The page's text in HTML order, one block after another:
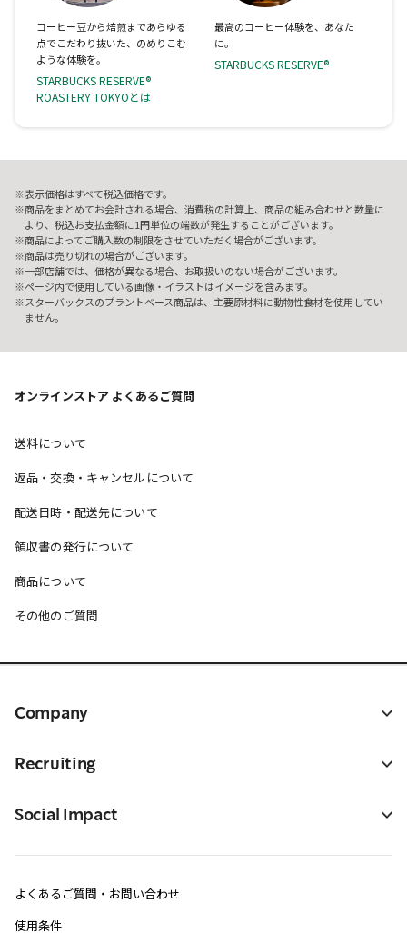
コーヒー豆から焙煎まであらゆる
点でこだわり抜いた、のめりこむ
ような体験を。
STARBUCKS RESERVE®
ROASTERY TOKYOとは
最高のコーヒー体験を、あなた
に。
STARBUCKS RESERVE®
表示価格はすべて税込価格です。
商品をまとめてお会計される場合、消費税の計算上、商品の組み合わせと数量に
より、税込お支払金額に1円単位の端数が発生することがございます。
商品によってご購入数の制限をさせていただく場合がございます。
商品は売り切れの場合がございます。
一部店舗では、価格が異なる場合、お取扱いのない場合がございます。
ページ内で使用している画像・イラストはイメージを含みます。
スターバックスのプラントベース商品は、主要原材料に動物性食材を使用してい
ません。
オンラインストア よくあるご質問
送料について
返品・交換・キャンセルについて
配送日時・配送先について
領収書の発行について
商品について
その他のご質問
Company
Recruiting
Social Impact
よくあるご質問・お問い合わせ
使用条件